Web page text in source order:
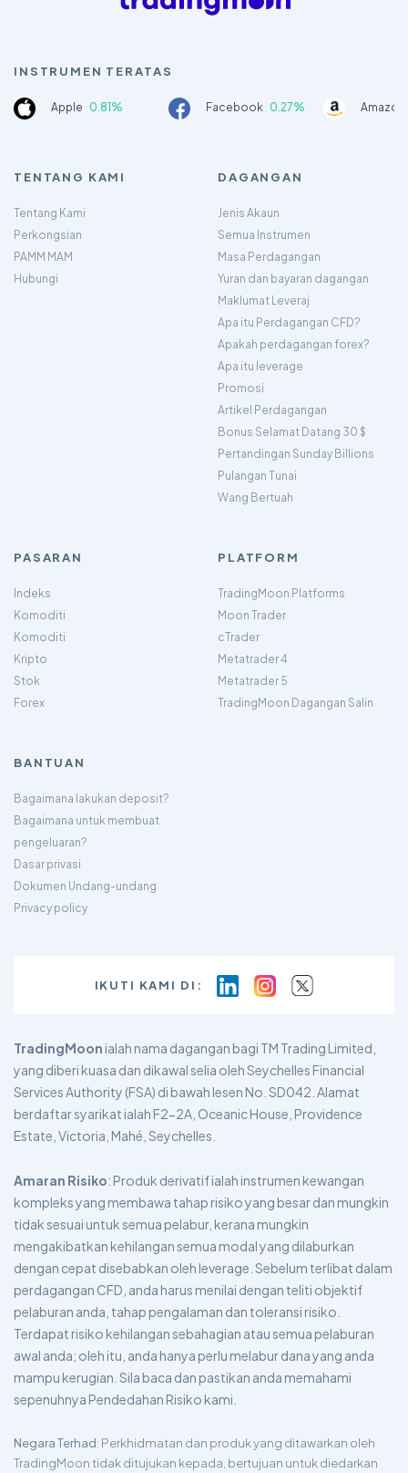
INSTRUMEN TERATAS
Apple 0.81% Facebook 0.27%
TENTANG KAMI
Tentang Kami
Perkongsian
PAMM MAM
Hubungi
DAGANGAN
Jenis Akaun
Semua Instrumen
Masa Perdagangan
Yuran dan bayaran dagangan
Maklumat Leveraj
Apa itu Perdagangan CFD?
Apakah perdagangan forex?
Apa itu leverage
Promosi
Artikel Perdagangan
Bonus Selamat Datang 30 $
Pertandingan Sunday Billions
Pulangan Tunai
Wang Bertuah
PASARAN
Indeks
Komoditi
Komoditi
Kripto
Stok
Forex
PLATFORM
TradingMoon Platforms
Moon Trader
cTrader
Metatrader 4
Metatrader 5
TradingMoon Dagangan Salin
BANTUAN
Bagaimana lakukan deposit?
Bagaimana untuk membuat
pengeluaran?
Dasar privasi
Dokumen Undang-undang
Privacy policy
IKUTI KAMI DI:
TradingMoon ialah nama dagangan bagi TM Trading Limited,
yang diberi kuasa dan dikawal selia oleh Seychelles Financial
Services Authority (FSA) di bawah lesen No. SD042. Alamat
berdaftar syarikat ialah F2-2A, Oceanic House, Providence
Estate, Victoria, Mahé, Seychelles.
Amaran Risiko: Produk derivatif ialah instrumen kewangan
kompleks yang membawa tahap risiko yang besar dan mungkin
tidak sesuai untuk semua pelabur, kerana mungkin
mengakibatkan kehilangan semua modal yang dilaburkan
dengan cepat disebabkan oleh leverage. Sebelum terlibat dalam
perdagangan CFD, anda harus menilai dengan teliti objektif
pelaburan anda, tahap pengalaman dan toleransi risiko.
Terdapat risiko kehilangan sebahagian atau semua pelaburan
awal anda; oleh itu, anda hanya perlu melabur dana yang anda
mampu kerugian. Sila baca dan pastikan anda memahami
sepenuhnya Pendedahan Risiko kami.
Negara Terhad: Perkhidmatan dan produk yang ditawarkan oleh
TradingMoon tidak ditujukan kepada, bertujuan untuk diedarkan